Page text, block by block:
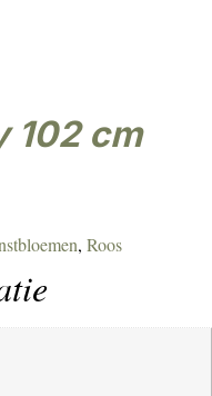
, Roos